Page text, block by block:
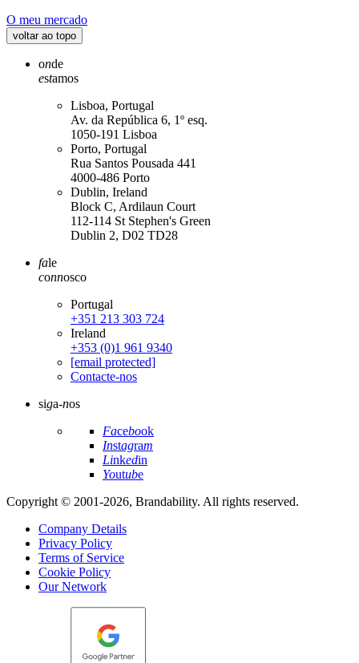
O meu mercado
voltar ao topo
onde
estamos
Lisboa, Portugal
Av. da República 6, 1º esq.
1050-191 Lisboa
Porto, Portugal
Rua Santos Pousada 441
4000-486 Porto
Dublin, Ireland
Block C, Ardilaun Court
112-114 St Stephen's Green
Dublin 2, D02 TD28
fale
connosco
Portugal
+351 213 303 724
Ireland
+353 (0)1 961 9340
[email protected]
Contacte-nos
siga-nos
Facebook
Instagram
Linkedin
Youtube
Copyright © 2001-2026, Brandability. All rights reserved.
Company Details
Privacy Policy
Terms of Service
Cookie Policy
Our Network